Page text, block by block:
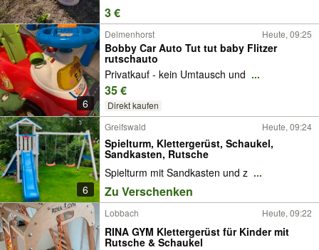
3 €
6
Delmenhorst Heute, 09:25
Bobby Car Auto Tut tut baby Flitzer
rutschauto
Privatkauf - kein Umtausch und ...
35 €
Direkt kaufen
6
Greifswald Heute, 09:24
Spielturm, Klettergerüst, Schaukel,
Sandkasten, Rutsche
Spielturm mit Sandkasten und z ...
Zu Verschenken
Lobbach Heute, 09:22
RINA GYM Klettergerüst für Kinder mit
Rutsche & Schaukel